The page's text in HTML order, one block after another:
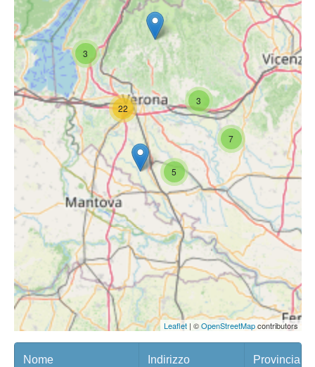
5
3
7
3
22
Leaflet| ©OpenStreetMapcontributors
Nome Indirizzo Provincia